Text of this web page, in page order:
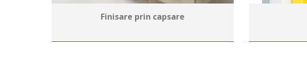
Finisare prin capsare